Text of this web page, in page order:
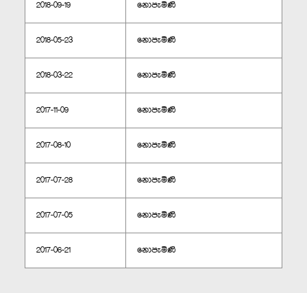
2018-09-19 නොපැමිණි
2018-05-23 නොපැමිණි
2018-03-22 නොපැමිණි
2017-11-09 නොපැමිණි
2017-08-10 නොපැමිණි
2017-07-28 නොපැමිණි
2017-07-05 නොපැමිණි
2017-06-21 නොපැමිණි